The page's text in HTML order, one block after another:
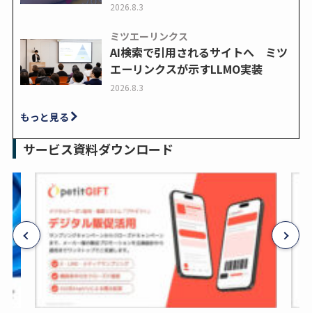
2026.8.3
ミツエーリンクス
AI検索で引用されるサイトへ ミツ
エーリンクスが示すLLMO実装
2026.8.3
もっと見る
サービス資料ダウンロード